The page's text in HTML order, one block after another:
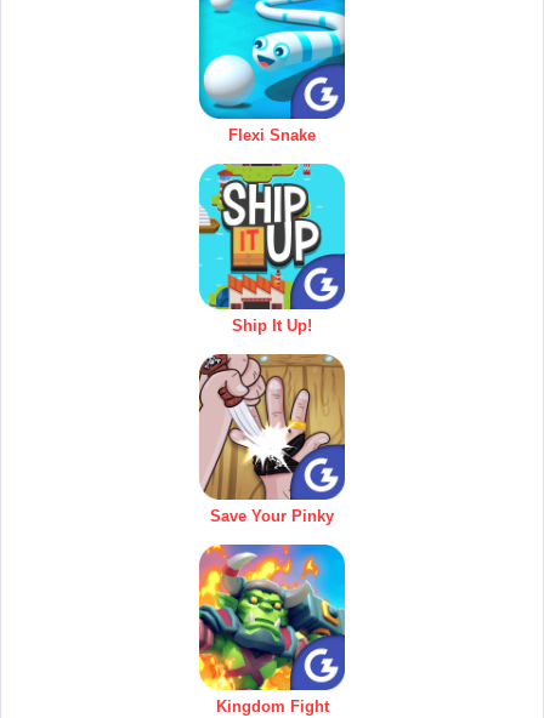
Flexi Snake
Ship It Up!
Save Your Pinky
Kingdom Fight